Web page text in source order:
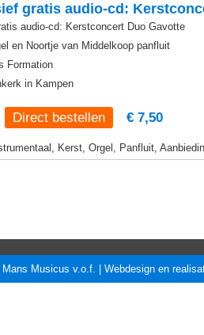
gratis audio-cd:
audio-cd: Kerstconcert Duo Gavotte
en Noortje van Middelkoop panfluit
Formation
in Kampen
€ 7,50
Kerst, Orgel, Panfluit,
Musicus v.o.f. | Webdesign en